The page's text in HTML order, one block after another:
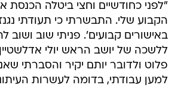
באישורים קבועים'. פניתי שוב
ללשכה של יושב הראש יולי
פלוט ולדובר יותם יקיר והסברתי
למען עבודתי, בדומה לעשרות
במשכן. לאחר גמגומים זכיתי
'אינך עיתונאי יותר'", כותב אביטל,